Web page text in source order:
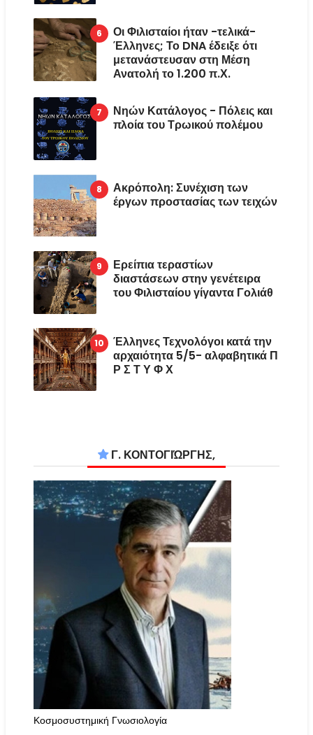
Οι Φιλισταίοι ήταν -τελικά-
Έλληνες; Το DNA έδειξε ότι
μετανάστευσαν στη Μέση
Ανατολή το 1.200 π.Χ.
Νηών Κατάλογος - Πόλεις και
πλοία του Τρωικού πολέμου
Ακρόπολη: Συνέχιση των
έργων προστασίας των τειχών
Ερείπια τεραστίων
διαστάσεων στην γενέτειρα
του Φιλισταίου γίγαντα Γολιάθ
Έλληνες Τεχνολόγοι κατά την
αρχαιότητα 5/5- αλφαβητικά Π
Ρ Σ Τ Υ Φ Χ
Γ. ΚΟΝΤΟΓΙΏΡΓΗΣ,
Κοσμοσυστημική Γνωσιολογία